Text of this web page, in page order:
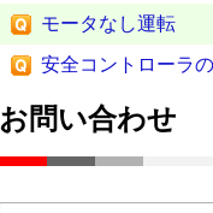
モータなし運転
安全コントローラ
お問い合わせ